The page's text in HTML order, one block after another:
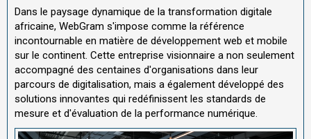
Dans le paysage dynamique de la transformation digitale
africaine, WebGram s'impose comme la référence
incontournable en matière de développement web et mobile
sur le continent. Cette entreprise visionnaire a non seulement
accompagné des centaines d'organisations dans leur
parcours de digitalisation, mais a également développé des
solutions innovantes qui redéfinissent les standards de
mesure et d'évaluation de la performance numérique.